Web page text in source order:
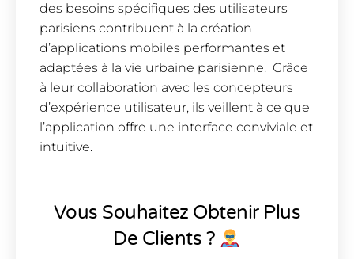
des besoins spécifiques des utilisateurs
parisiens contribuent à la création
d’applications mobiles performantes et
adaptées à la vie urbaine parisienne. Grâce
à leur collaboration avec les concepteurs
d’expérience utilisateur, ils veillent à ce que
l’application offre une interface conviviale et
intuitive.
Vous Souhaitez Obtenir Plus
De Clients ?